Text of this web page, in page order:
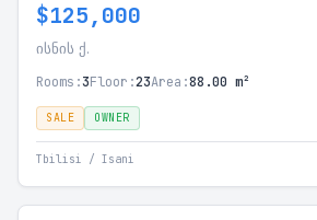
$125,000
ისნის ქ.
Rooms:3Floor:23Area:88.00 m²
SALE OWNER
Tbilisi / Isani